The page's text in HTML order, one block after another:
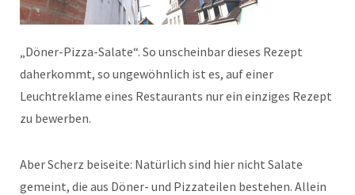
„Döner-Pizza-Salate“. So unscheinbar dieses Rezept
daherkommt, so ungewöhnlich ist es, auf einer
Leuchtreklame eines Restaurants nur ein einziges Rezept
zu bewerben.
Aber Scherz beiseite: Natürlich sind hier nicht Salate
gemeint, die aus Döner- und Pizzateilen bestehen. Allein